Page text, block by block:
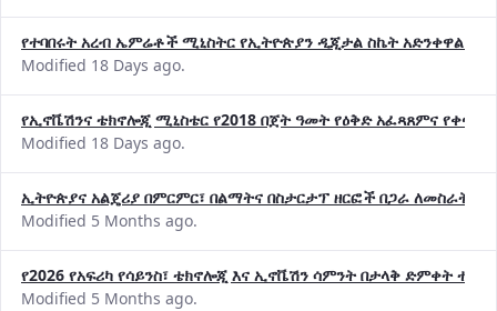
የተባበሩት አረብ ኤምሬቶች ሚኒስትር የኢትዮጵያን ዲጂታል ስኬት አድንቀዋል
Modified 18 Days ago.
የኢኖቬሽንና ቴክኖሎጂ ሚኒስቴር የ2018 በጀት ዓመት የዕቅድ አፈጻጸምና
Modified 18 Days ago.
ኢትዮጵያና አልጄሪያ በምርምር፣ በልማትና በስታርታፕ ዘርፎች በጋራ ለመስራት
Modified 5 Months ago.
የ2026 የአፍሪካ የሳይንስ፣ ቴክኖሎጂ እና ኢኖቬሽን ሳምንት በታላቅ ድምቀት
Modified 5 Months ago.